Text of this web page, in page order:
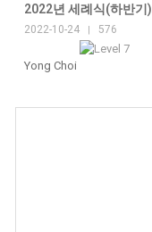
2022년 세례식(하반기)
2022-10-24 576
Yong Choi